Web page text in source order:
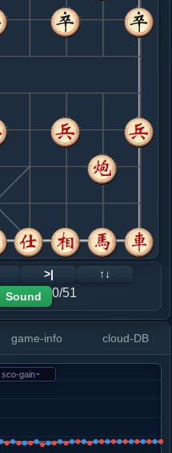
车九进一
仕四进五
仕四进五
砲２进５
车一平二
>|
↑↓
Sound 0/51
game-info cloud-DB
sco-gain-